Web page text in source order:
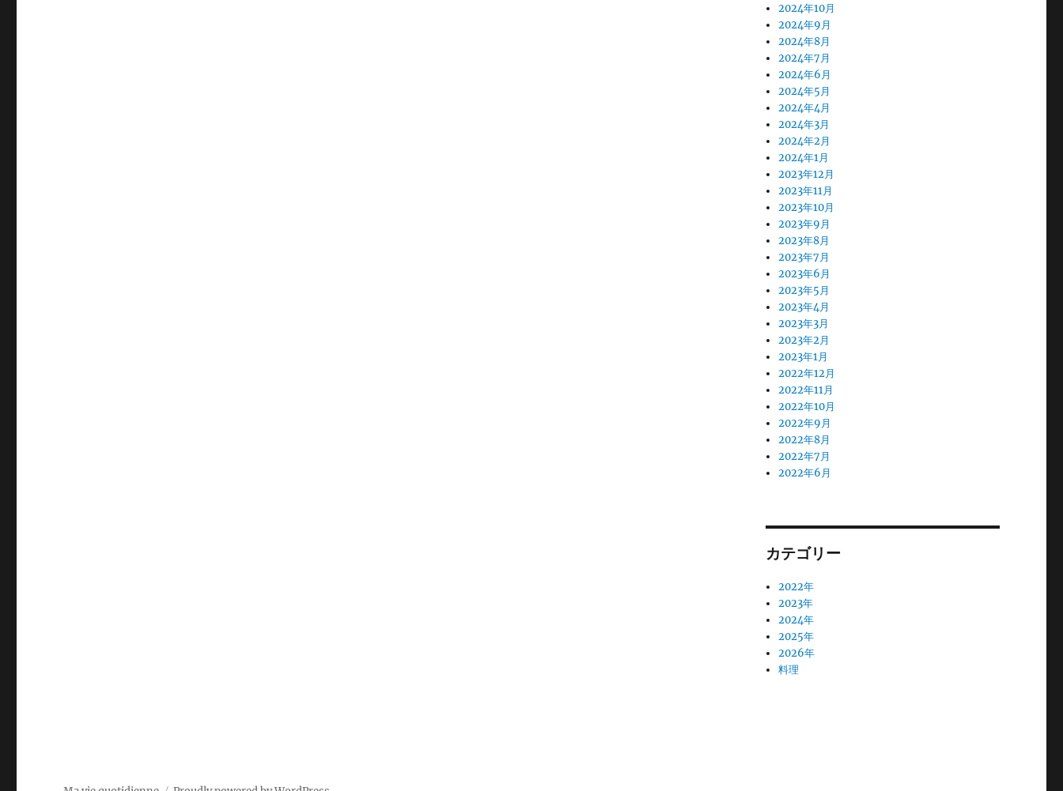
2024年10月
2024年9月
2024年8月
2024年7月
2024年6月
2024年5月
2024年4月
2024年3月
2024年2月
2024年1月
2023年12月
2023年11月
2023年10月
2023年9月
2023年8月
2023年7月
2023年6月
2023年5月
2023年4月
2023年3月
2023年2月
2023年1月
2022年12月
2022年11月
2022年10月
2022年9月
2022年8月
2022年7月
2022年6月
カテゴリー
2022年
2023年
2024年
2025年
2026年
料理